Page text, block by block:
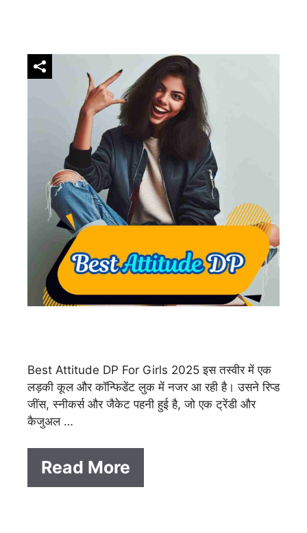
Best Attitude DP For Girls 2025 इस तस्वीर में एक
लड़की कूल और कॉन्फिडेंट लुक में नजर आ रही है। उसने रिप्ड
जींस, स्नीकर्स और जैकेट पहनी हुई है, जो एक ट्रेंडी और
कैजुअल …
Read More